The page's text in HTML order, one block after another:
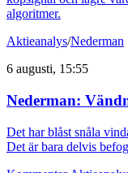
algoritmer.
Aktieanalys/Nederman
6 augusti, 15:55
Nederman:
Det har blåst snåla
Det är bara delvis